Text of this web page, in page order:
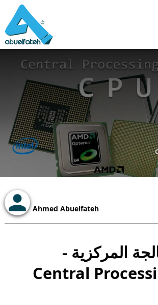
Ahmed Abuelfateh
المركزية -
Central